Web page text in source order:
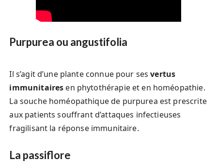
Purpurea ou angustifolia
Il s’agit d’une plante connue pour sesvertus
immunitaires en phytothérapie et en homéopathie.
La souche homéopathique de purpurea est prescrite
aux patients souffrant d’attaques infectieuses
fragilisant la réponse immunitaire.
La passiflore